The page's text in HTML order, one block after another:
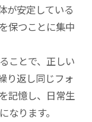
が安定している
保つことに集中
ことで、正しい
り返し同じフォ
記憶し、日常生
なります。